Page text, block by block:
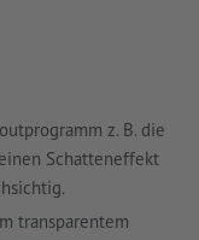
z. B. die
Schatteneffekt